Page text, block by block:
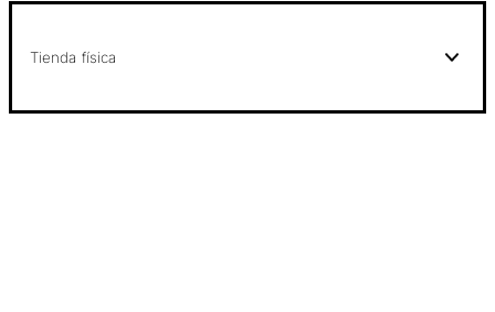
Tienda física